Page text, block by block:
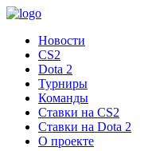
Новости
CS2
Dota 2
Турниры
Команды
Ставки на CS2
Ставки на Dota 2
О проекте